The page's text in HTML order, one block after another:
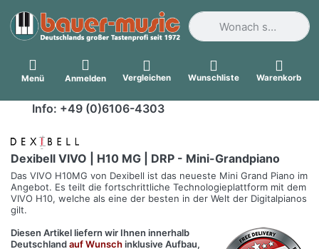
Geben Sie einen
Menü Anmelden Vergleichen Wunschliste Warenkorb
Info: +49 (0)6106-4303
Dexibell VIVO | H10 MG | DRP - Mini-Grandpiano
Das VIVO H10MG von Dexibell ist das neueste Mini Grand Piano im
Angebot. Es teilt die fortschrittliche Technologieplattform mit dem
VIVO H10, welche als eine der besten in der Welt der Digitalpianos
gilt.
Diesen Artikel liefern wir Ihnen innerhalb
Deutschlandauf Wunschinklusive Aufbau,